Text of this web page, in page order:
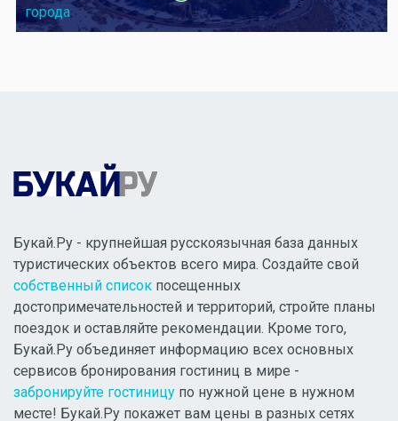
города
Букай.Ру - крупнейшая русскоязычная база данных
туристических объектов всего мира. Создайте свой
собственный список посещенных
достопримечательностей и территорий, стройте планы
поездок и оставляйте рекомендации. Кроме того,
Букай.Ру объединяет информацию всех основных
сервисов бронирования гостиниц в мире -
забронируйте гостиницу по нужной цене в нужном
месте! Букай.Ру покажет вам цены в разных сетях